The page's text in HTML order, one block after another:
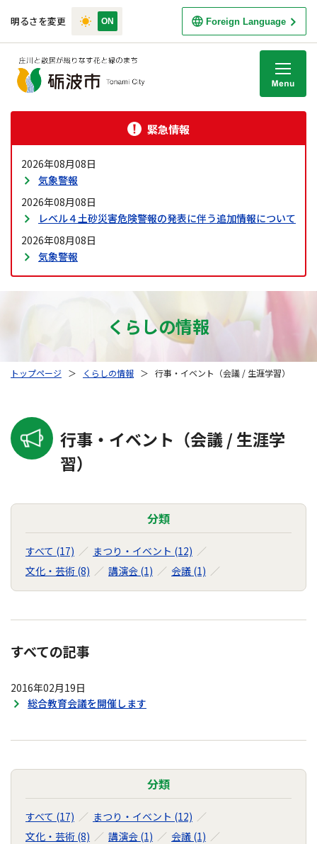
明るさを変更 Foreign Language
緊急情報
2026年08月08日
気象警報
2026年08月08日
レベル４土砂災害危険警報の発表に伴う追加情報について
2026年08月08日
気象警報
くらしの情報
トップページ ＞ くらしの情報 ＞ 行事・イベント（会議 / 生涯学習）
行事・イベント（会議 / 生涯学
習）
分類
すべて (17)
まつり・イベント (12)
文化・芸術 (8)
講演会 (1) 会議 (1)
すべての記事
2016年02月19日
総合教育会議を開催します
分類
すべて (17)
まつり・イベント (12)
文化・芸術 (8)
講演会 (1) 会議 (1)